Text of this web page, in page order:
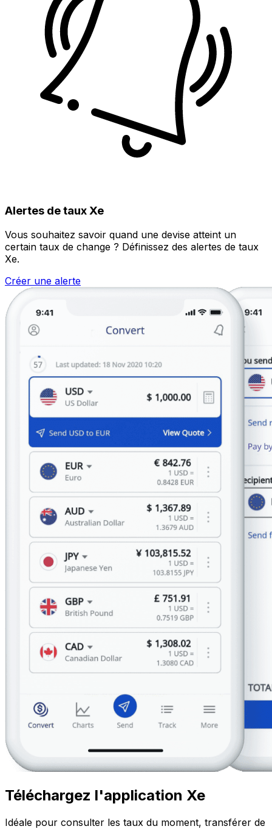
Alertes de taux Xe
Vous souhaitez savoir quand une devise atteint un
certain taux de change ? Définissez des alertes de taux
Xe.
Créer une alerte
Téléchargez l'application Xe
Idéale pour consulter les taux du moment, transférer de